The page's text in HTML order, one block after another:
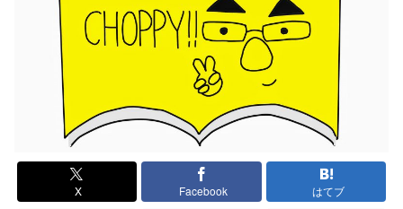
X Facebook はてブ